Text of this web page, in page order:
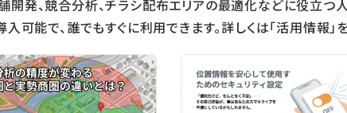
発、競合分析、チラシ配布エリアの最適化などに役立つ
可能で、誰でもすぐに利用できます。詳しくは「活用情報」